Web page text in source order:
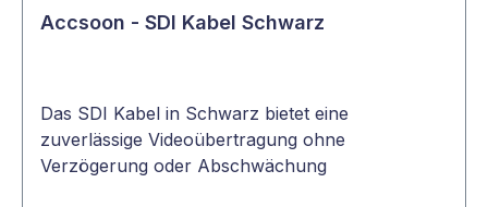
Accsoon - SDI Kabel Schwarz
Das SDI Kabel in Schwarz bietet eine
zuverlässige Videoübertragung ohne
Verzögerung oder Abschwächung